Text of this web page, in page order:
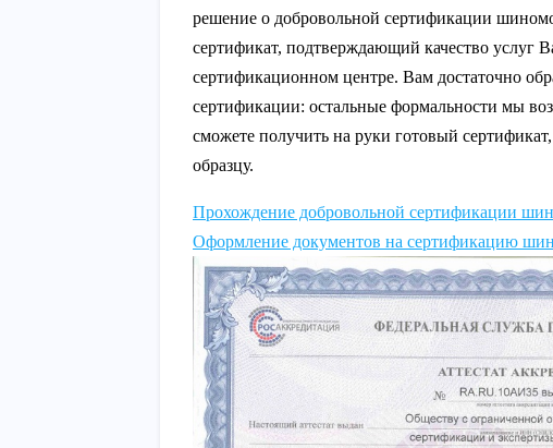
решение о добровольной сертификации
сертификат, подтверждающий качество
сертификационном центре. Вам достаточно
сертификации: остальные формальности мы
сможете получить на руки готовый
образцу.
Прохождение добровольной сертификации
Оформление документов на сертификацию